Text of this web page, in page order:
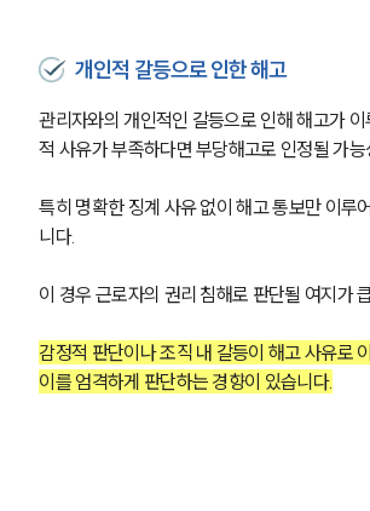
개인적 갈등으로 인한 해고
관리자와의 개인적인 갈등으로 인해 해고가
적 사유가 부족하다면 부당해고로 인정될 가능
특히 명확한 징계 사유 없이 해고 통보만 이루
니다.
이 경우 근로자의 권리 침해로 판단될 여지가
감정적 판단이나 조직 내 갈등이 해고 사유로
이를 엄격하게 판단하는 경향이 있습니다.